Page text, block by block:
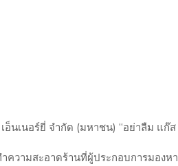
นเนอร์ยี่ จำกัด (มหาชน) “อย่าลืม แก๊ส
ความสะอาดร้านที่ผู้ประกอบการมองหา